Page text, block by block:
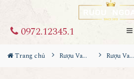
0972.12345.1
Trang chủ Rượu Vang Rượu Vang ORIN SWIFT Mannequin Chardonnay